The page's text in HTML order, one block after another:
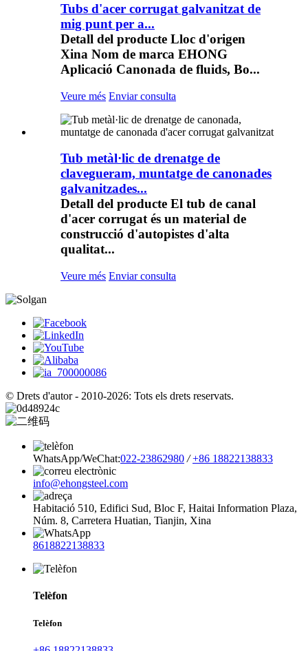
Tubs d'acer corrugat galvanitzat de
mig punt per a...
Detall del producte Lloc d'origen
Xina Nom de marca EHONG
Aplicació Canonada de fluids, Bo...
Veure més Enviar consulta
Tub metàl·lic de drenatge de
clavegueram, muntatge de canonades
galvanitzades...
Detall del producte El tub de canal
d'acer corrugat és un material de
construcció d'autopistes d'alta
qualitat...
Veure més Enviar consulta
© Drets d'autor - 2010-2026: Tots els drets reservats.
WhatsApp/WeChat:022-23862980 / +86 18822138833
info@ehongsteel.com
Habitació 510, Edifici Sud, Bloc F, Haitai Information Plaza,
Núm. 8, Carretera Huatian, Tianjin, Xina
8618822138833
Telèfon
Telèfon